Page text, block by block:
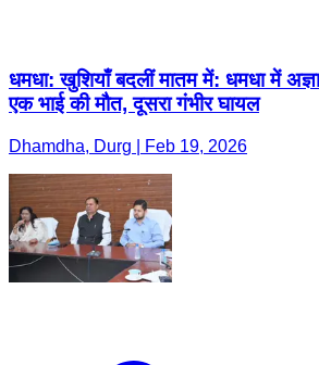
धमधा: खुशियाँ बदलीं मातम में: धमधा में
एक भाई की मौत, दूसरा गंभीर घायल
Dhamdha, Durg | Feb 19, 2026